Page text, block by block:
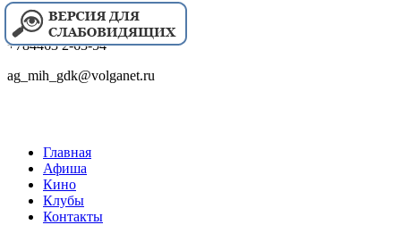
+784463 2-63-54
ag_mih_gdk@volganet.ru
Главная
Афиша
Кино
Клубы
Контакты